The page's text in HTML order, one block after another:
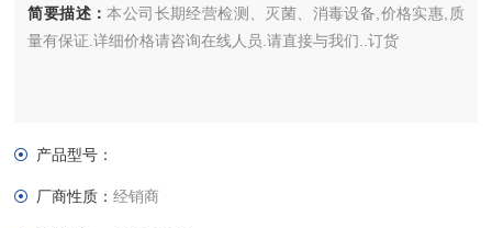
简要描述：本公司长期经营检测、灭菌、消毒设备,价格实惠,质
量有保证.详细价格请咨询在线人员.请直接与我们..订货
产品型号：
厂商性质：经销商